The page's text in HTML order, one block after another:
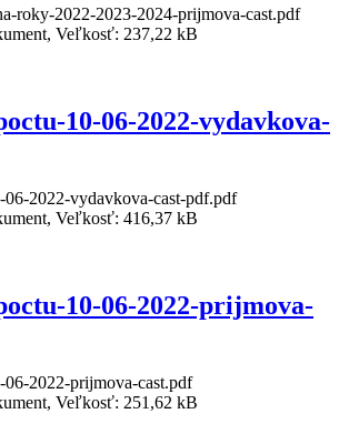
roky-2022-2023-2024-prijmova-cast.pdf
Veľkosť: 237,22 kB
10-06-2022-vydavkova-
06-2022-vydavkova-cast-pdf.pdf
Veľkosť: 416,37 kB
10-06-2022-prijmova-
06-2022-prijmova-cast.pdf
Veľkosť: 251,62 kB